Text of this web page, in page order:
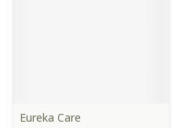
Eureka Care